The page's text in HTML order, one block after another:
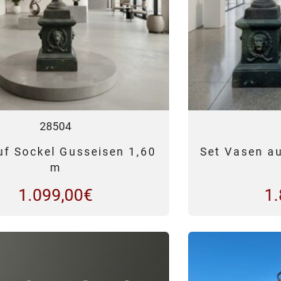
28504
Sockel Gusseisen 1,60
m
1.099,00€
Set Vasen